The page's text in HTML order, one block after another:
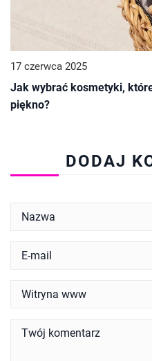
17 czerwca 2025
Jak wybrać kosmetyki,
piękno?
DODAJ